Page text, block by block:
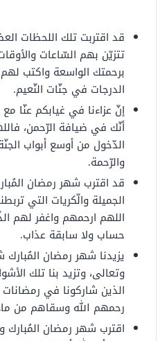
قد اقتربت تلك اللحظات
تتزيّن بهم السّاعات
برحمتك الواسعة واكتب
الدرجات في جنّات النّعيم.
إنّ عزاءنا في غيابكم عنّا
أنّك في ضيافة الرّحمن،
الدّخول من أوسع أبواب
والرّحمة.
قد اقترب شهر رمضان
الجميلة والّكريات التي
اللهم ارحمهم واغفر لهم
حساب ولا سابقة عذاب.
يزيدنا شهر رمضان
وتعالى، وتزيد بنا تلك
الذين شاركونا في
رحمهم الله وسقاهم من
اقترب شهر رمضان المُبارك